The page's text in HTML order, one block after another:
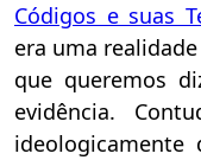
Códigos e suas
era uma
que queremos
evidência.